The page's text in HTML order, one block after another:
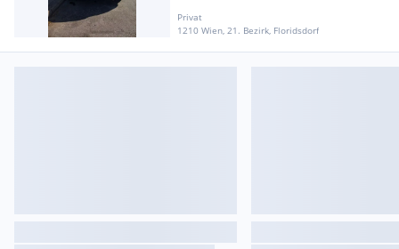
Privat
1210 Wien, 21. Bezirk, Floridsdorf